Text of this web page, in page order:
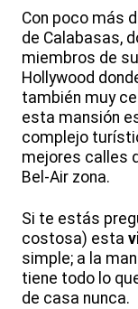
Con poco más
de Calabasas,
miembros de
Hollywood
también muy
esta mansión
complejo
mejores calles
Bel-Air zona.
Si te estás
costosa) esta
simple; a la
tiene todo lo
de casa nunca.